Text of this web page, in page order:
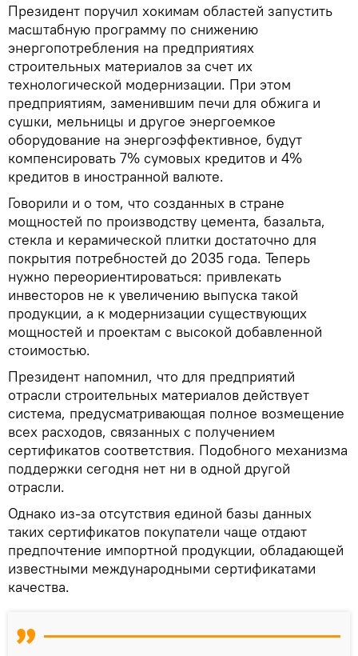
Президент поручил хокимам областей запустить
масштабную программу по снижению
энергопотребления на предприятиях
строительных материалов за счет их
технологической модернизации. При этом
предприятиям, заменившим печи для обжига и
сушки, мельницы и другое энергоемкое
оборудование на энергоэффективное, будут
компенсировать 7% сумовых кредитов и 4%
кредитов в иностранной валюте.
Говорили и о том, что созданных в стране
мощностей по производству цемента, базальта,
стекла и керамической плитки достаточно для
покрытия потребностей до 2035 года. Теперь
нужно переориентироваться: привлекать
инвесторов не к увеличению выпуска такой
продукции, а к модернизации существующих
мощностей и проектам с высокой добавленной
стоимостью.
Президент напомнил, что для предприятий
отрасли строительных материалов действует
система, предусматривающая полное возмещение
всех расходов, связанных с получением
сертификатов соответствия. Подобного механизма
поддержки сегодня нет ни в одной другой
отрасли.
Однако из-за отсутствия единой базы данных
таких сертификатов покупатели чаще отдают
предпочтение импортной продукции, обладающей
известными международными сертификатами
качества.